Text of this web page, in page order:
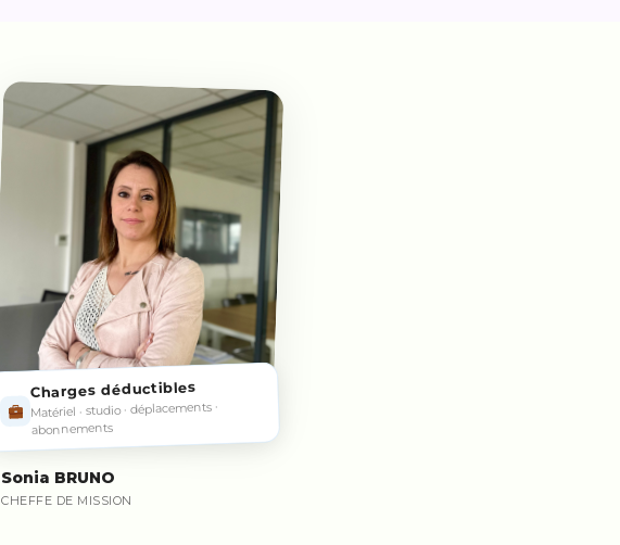
Charges déductibles
Matériel · studio · déplacements ·
abonnements
Sonia BRUNO
CHEFFE DE MISSION